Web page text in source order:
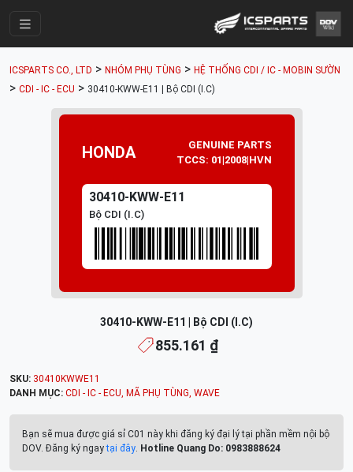
Cửa Hàng
Parts Catalogue
Mã Phụ Tùng
Tài khoản
ICSPARTS CO., LTD > NHÓM PHỤ TÙNG > HỆ THỐNG CDI / IC - MOBIN SƯỜN
> CDI - IC - ECU > 30410-KWW-E11 | Bộ CDI (I.C)
HONDA
GENUINE PARTS
TCCS: 01|2008|HVN
30410-KWW-E11
Bộ CDI (I.C)
30410-KWW-E11 | Bộ CDI (I.C)
855.161 ₫
SKU: 30410KWWE11
DANH MỤC: CDI - IC - ECU, MÃ PHỤ TÙNG, WAVE
Bạn sẽ mua được giá sỉ C01 này khi đăng ký đại lý tại phần mềm nội bộ
DOV. Đăng ký ngaytại đây. Hotline Quang Do: 0983888624